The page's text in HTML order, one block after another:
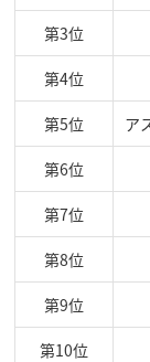
第3位
第4位
第5位 ア
第6位
第7位
第8位
第9位
第10位